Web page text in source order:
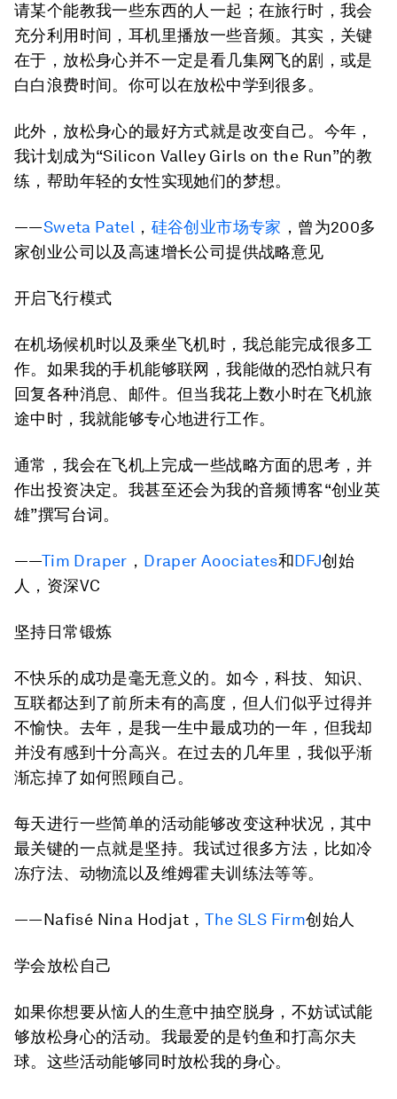
请某个能教我一些东西的人一起；在旅行时，我会
充分利用时间，耳机里播放一些音频。其实，关键
在于，放松身心并不一定是看几集网飞的剧，或是
白白浪费时间。你可以在放松中学到很多。
此外，放松身心的最好方式就是改变自己。今年，
我计划成为“Silicon Valley Girls on the Run”的教
练，帮助年轻的女性实现她们的梦想。
——Sweta Patel ， 硅谷创业市场专家 ，曾为200多
家创业公司以及高速增长公司提供战略意见
开启飞行模式
在机场候机时以及乘坐飞机时，我总能完成很多工
作。如果我的手机能够联网，我能做的恐怕就只有
回复各种消息、邮件。但当我花上数小时在飞机旅
途中时，我就能够专心地进行工作。
通常，我会在飞机上完成一些战略方面的思考，并
作出投资决定。我甚至还会为我的音频博客“创业英
雄”撰写台词。
——Tim Draper ， Draper Aoociates和DFJ创始
人，资深VC
坚持日常锻炼
不快乐的成功是毫无意义的。如今，科技、知识、
互联都达到了前所未有的高度，但人们似乎过得并
不愉快。去年，是我一生中最成功的一年，但我却
并没有感到十分高兴。在过去的几年里，我似乎渐
渐忘掉了如何照顾自己。
每天进行一些简单的活动能够改变这种状况，其中
最关键的一点就是坚持。我试过很多方法，比如冷
冻疗法、动物流以及维姆霍夫训练法等等。
——Nafisé Nina Hodjat，The SLS Firm创始人
学会放松自己
如果你想要从恼人的生意中抽空脱身，不妨试试能
够放松身心的活动。我最爱的是钓鱼和打高尔夫
球。这些活动能够同时放松我的身心。